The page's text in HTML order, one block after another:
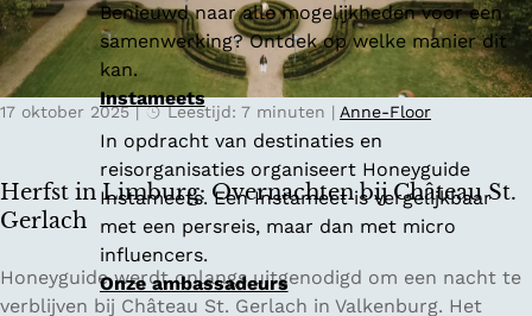
Benieuwd naar alle mogelijkheden voor een
samenwerking? Ontdek op welke manier dit
kan.
Instameets
In opdracht van destinaties en
reisorganisaties organiseert Honeyguide
Instameets. Een Instameet is vergelijkbaar
met een persreis, maar dan met micro
influencers.
Onze ambassadeurs
w
e
g
i
e
l
i
ë
Herfst in Limburg: Overnachten bij Château St.
Gerlach
17 oktober 2025 | Leestijd: 7 minuten | Anne-Floor
H
e
Honeyguide werdt onlangs uitgenodigd om een nacht te
verblijven bij Château St. Gerlach in Valkenburg. Het